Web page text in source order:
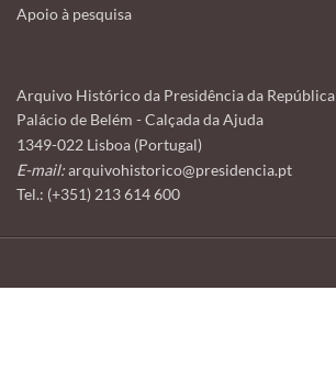
Apoio à pesquisa
Arquivo Histórico da Presidência da República
Palácio de Belém - Calçada da Ajuda
1349-022 Lisboa (Portugal)
E-mail:arquivohistorico@presidencia.pt
Tel.: (+351) 213 614 600